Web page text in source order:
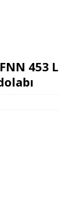
453 L